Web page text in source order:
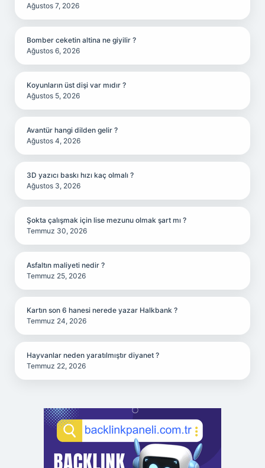
Ağustos 7, 2026
Bomber ceketin altina ne giyilir ?
Ağustos 6, 2026
Koyunların üst dişi var mıdır ?
Ağustos 5, 2026
Avantür hangi dilden gelir ?
Ağustos 4, 2026
3D yazıcı baskı hızı kaç olmalı ?
Ağustos 3, 2026
Şokta çalışmak için lise mezunu olmak şart mı ?
Temmuz 30, 2026
Asfaltın maliyeti nedir ?
Temmuz 25, 2026
Kartın son 6 hanesi nerede yazar Halkbank ?
Temmuz 24, 2026
Hayvanlar neden yaratılmıştır diyanet ?
Temmuz 22, 2026